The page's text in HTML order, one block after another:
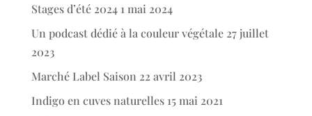
Stages d’été 2024 1 mai 2024
Un podcast dédié à la couleur végétale 27 juillet
2023
Marché Label Saison 22 avril 2023
Indigo en cuves naturelles 15 mai 2021